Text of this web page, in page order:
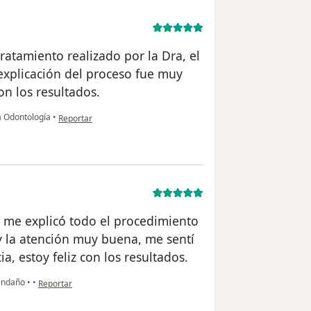
realizado por la Dra, el
del proceso fue muy
los resultados.
Odontología • en opinión del usuario Carlos
Reportar
explicó todo el procedimiento
atención muy buena, me sentí
estoy feliz con los resultados.
• • en opinión del usuario Annie
Reportar